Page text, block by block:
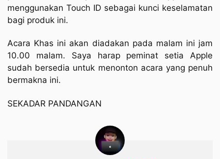
menggunakan Touch ID sebagai kunci keselamatan
bagi produk ini.
Acara Khas ini akan diadakan pada malam ini jam
10.00 malam. Saya harap peminat setia Apple
sudah bersedia untuk menonton acara yang penuh
bermakna ini.
SEKADAR PANDANGAN